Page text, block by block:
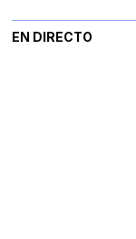
EN DIRECTO